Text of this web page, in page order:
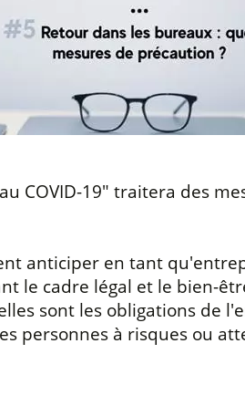
COVID-19" traitera des
anticiper en tant
le cadre légal et le bien-
sont les obligations de
personnes à risques ou